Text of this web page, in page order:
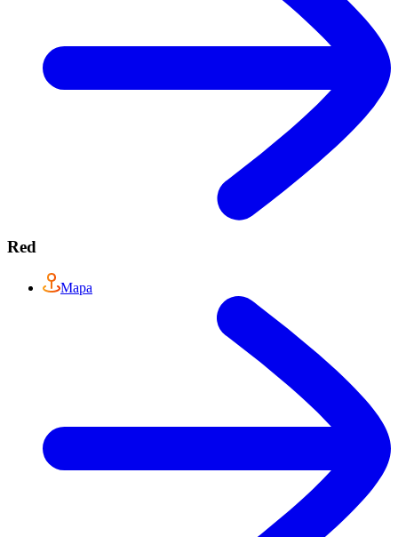
Red
Mapa